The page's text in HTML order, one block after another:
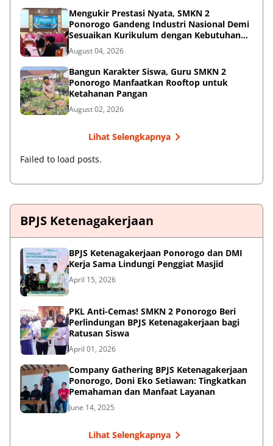
Mengukir Prestasi Nyata, SMKN 2
Ponorogo Gandeng Industri Nasional Demi
Sesuaikan Kurikulum dengan Kebutuhan
Dunia Kerja
August 04, 2026
Bangun Karakter Siswa, Guru SMKN 2
Ponorogo Manfaatkan Rooftop untuk
Ketahanan Pangan
August 02, 2026
Lihat Selengkapnya
Failed to load posts.
BPJS Ketenagakerjaan
BPJS Ketenagakerjaan Ponorogo dan DMI
Kerja Sama Lindungi Penggiat Masjid
April 15, 2026
PKL Anti-Cemas! SMKN 2 Ponorogo Beri
Perlindungan BPJS Ketenagakerjaan bagi
Ratusan Siswa
April 01, 2026
Company Gathering BPJS Ketenagakerjaan
Ponorogo, Doni Eko Setiawan: Tingkatkan
Pemahaman dan Manfaat Layanan
June 14, 2025
Lihat Selengkapnya